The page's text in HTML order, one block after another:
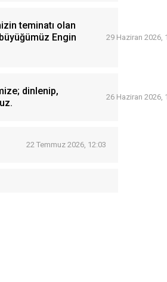
teminatı olan
Engin
29 Haziran 2026,
dinlenip,
26 Haziran 2026,
22 Temmuz 2026, 12:03